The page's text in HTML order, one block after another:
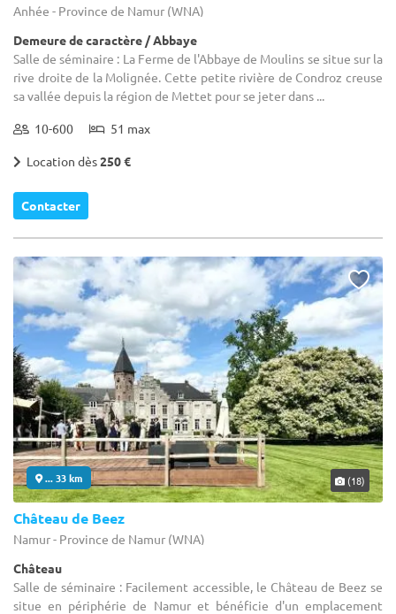
Anhée - Province de Namur (WNA)
Demeure de caractère / Abbaye
Salle de séminaire : La Ferme de l'Abbaye de Moulins se situe sur la
rive droite de la Molignée. Cette petite rivière de Condroz creuse
sa vallée depuis la région de Mettet pour se jeter dans ...
10-600 51 max
Location dès250 €
Contacter
... 33 km (18)
Château de Beez
Namur - Province de Namur (WNA)
Château
Salle de séminaire : Facilement accessible, le Château de Beez se
situe en périphérie de Namur et bénéficie d'un emplacement